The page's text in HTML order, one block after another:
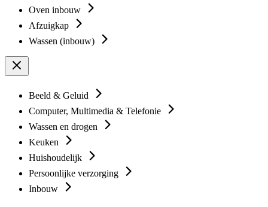
Oven inbouw
Afzuigkap
Wassen (inbouw)
Beeld & Geluid
Computer, Multimedia & Telefonie
Wassen en drogen
Keuken
Huishoudelijk
Persoonlijke verzorging
Inbouw